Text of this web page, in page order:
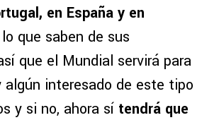
en España y en
que saben de sus
que el Mundial servirá para
algún interesado de este tipo
y si no, ahora sí tendrá que